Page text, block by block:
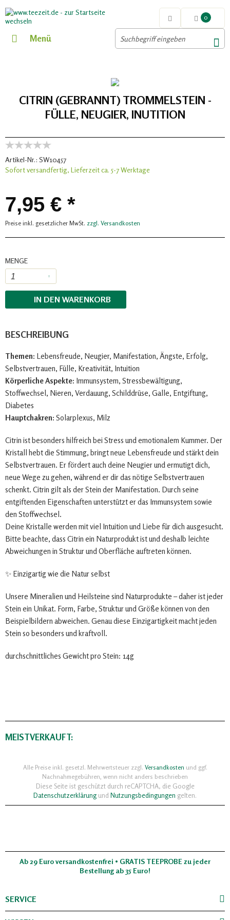
0
Menü
CITRIN (GEBRANNT) TROMMELSTEIN -
FÜLLE, NEUGIER, INUTITION
Artikel-Nr.: SW10457
Sofort versandfertig, Lieferzeit ca. 5-7 Werktage
7,95 € *
Preise inkl. gesetzlicher MwSt. zzgl. Versandkosten
MENGE
IN DEN WARENKORB
BESCHREIBUNG
Themen: Lebensfreude, Neugier, Manifestation, Ängste, Erfolg,
Selbstvertrauen, Fülle, Kreativität, Intuition
Körperliche Aspekte: Immunsystem, Stressbewältigung,
Stoffwechsel, Nieren, Verdauung, Schilddrüse, Galle, Entgiftung,
Diabetes
Hauptchakren: Solarplexus, Milz
Citrin ist besonders hilfreich bei Stress und emotionalem Kummer. Der
Kristall hebt die Stimmung, bringt neue Lebensfreude und stärkt dein
Selbstvertrauen. Er fördert auch deine Neugier und ermutigt dich,
neue Wege zu gehen, während er dir das nötige Selbstvertrauen
schenkt. Citrin gilt als der Stein der Manifestation. Durch seine
entgiftenden Eigenschaften unterstützt er das Immunsystem sowie
den Stoffwechsel.
Deine Kristalle werden mit viel Intuition und Liebe für dich ausgesucht.
Bitte beachte, dass Citrin ein Naturprodukt ist und deshalb leichte
Abweichungen in Struktur und Oberfläche auftreten können.
✨ Einzigartig wie die Natur selbst
Unsere Mineralien und Heilsteine sind Naturprodukte – daher ist jeder
Stein ein Unikat. Form, Farbe, Struktur und Größe können von den
Beispielbildern abweichen. Genau diese Einzigartigkeit macht jeden
Stein so besonders und kraftvoll.
durchschnittliches Gewicht pro Stein: 14g
MEISTVERKAUFT:
Alle Preise inkl. gesetzl. Mehrwertsteuer zzgl. Versandkosten und ggf.
Nachnahmegebühren, wenn nicht anders beschrieben
Diese Seite ist geschützt durch reCAPTCHA, die Google
Datenschutzerklärungund Nutzungsbedingungen gelten.
Ab 29 Euro versandkostenfrei • GRATIS TEEPROBE zu jeder
Bestellung ab 35 Euro!
SERVICE